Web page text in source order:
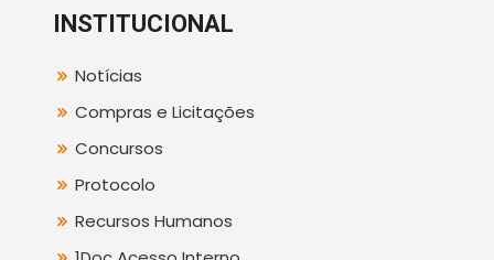
INSTITUCIONAL
Notícias
Compras e Licitações
Concursos
Protocolo
Recursos Humanos